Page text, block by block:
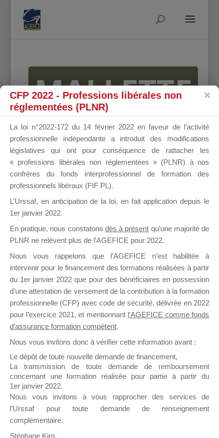
MALLETTE
DU
DIRIGEANT
il y a un mois
Ce groupe est destiné aux Organismes de
Formation qui souhaitent répondre à l’Appel à
Propositions Mallette du Dirigeant.
Ce groupe propose un forum dédié au support
sur lequel il est possible de laisser un message
ou poser une question.
NB : Il est nécessaire d’être
pouvoir rejoindre ce groupe
CFP 2022 - Professions libérales non
réglementées (PLNR)
La loi n°2022-172 du 14 février 2022 en faveur de l’activité
professionnelle indépendante a introduit des modifications
législatives qui ont pour conséquence de rattacher les
« professions libérales non réglementées » (PLNR) à nos
confrères du fonds interprofessionnel de formation des
professionnels libéraux (FIF PL).
L’Urssaf, en anticipation de la loi, en fait application depuis le
1er janvier 2022.
En pratique, nous constatons dès à présent qu’une majorité de
PLNR ne relèvent plus de l’AGEFICE pour 2022.
Nous vous rappelons que l’AGEFICE n’est habilitée à
intervenir pour le financement des formations réalisées à partir
du 1er janvier 2022 que pour des bénéficiaires en possession
d’une attestation de versement de la contribution à la formation
professionnelle (CFP) avec code de sécurité, délivrée en 2022
pour l’exercice 2021, et mentionnant l’AGEFICE comme fonds
d’assurance formation compétent.
Nous vous invitons donc à vérifier cette information avant :
Le dépôt de toute nouvelle demande de financement,
La transmission de toute demande de remboursement
concernant une formation réalisée pour partie à partir du
1er janvier 2022.
Nous vous invitons à vous rapprocher des services de
l’Urssaf pour toute demande de renseignement
complémentaire.
Stéphane Kirn,